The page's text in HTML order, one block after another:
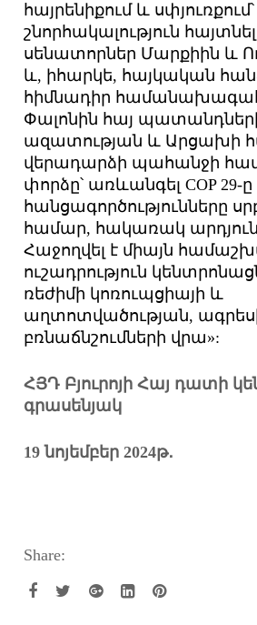
հայրենիքում և սփյուռքում՝
շնորհակալություն
սենատորներ Մարքիին և
և, իհարկե, հայկական
հիմնադիր
Փալոնին հայ
ազատության և Արցախի
վերադարձի պահանջի
փորձը՝ առևանգել COP 29-ը
հանցագործությունները
համար, հակառակ
Հաջողվել է միայն
ուշադրություն
ռեժիմի կոռուպցիայի և
աղտոտվածության,
բռնաճնշումների վրա»:
ՀՅԴ Բյուրոյի Հայ դատի
գրասենյակ
19 նոյեմբեր 2024թ․
Share: